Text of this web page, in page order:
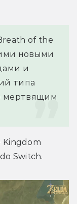
of the
новыми
и
типа
мертвящим
Kingdom
Switch.